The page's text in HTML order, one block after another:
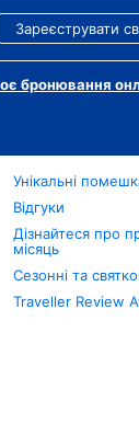
Зареєструвати
бронювання
Унікальні
Відгуки
Дізнайтеся про
місяць
Сезонні та
Traveller Review